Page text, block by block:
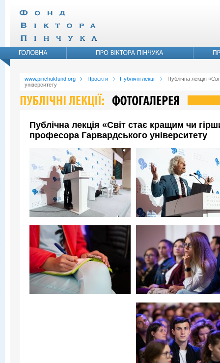
www.pinchukfund.org Проєкти Публічні лекції
Публічна лекція
університету
Публічна лекція «Світ стає кращим чи
професора Гарвардського університету